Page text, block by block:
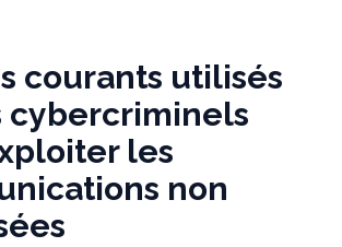
courants utilisés
cybercriminels
les
non